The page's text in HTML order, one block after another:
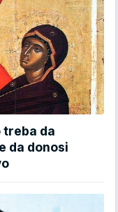
treba da
da donosi